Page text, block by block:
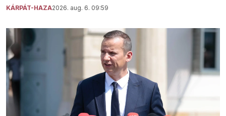
KÁRPÁT-HAZA2026. aug. 6. 09:59